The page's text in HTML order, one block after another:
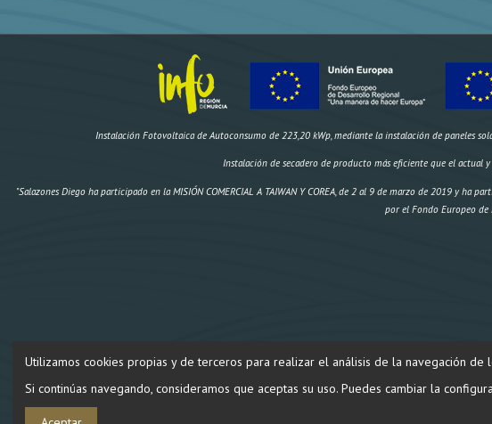
Instalación Fotovoltaica de Autoconsumo de 223,20 kWp, mediante la instalación de paneles
Instalación de secadero de producto más eficiente que el actual
"Salazones Diego ha participado en la MISIÓN COMERCIAL A TAIWAN Y COREA, de 2 al 9 de marzo de 2019 y ha
por el Fondo Europeo de
"Construcción de un secadero artificial y dos obradores climatizados, IMPORTE AYUDA
Utilizamos cookies propias y de terceros para realizar el análisis de la navegación
Si continúas navegando, consideramos que aceptas su uso. Puedes cambiar la